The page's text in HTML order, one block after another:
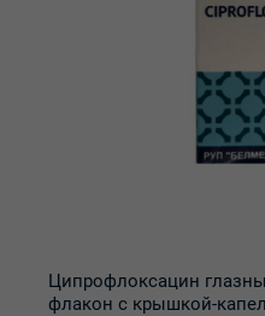
Ципрофлоксацин
флакон с крышкой-